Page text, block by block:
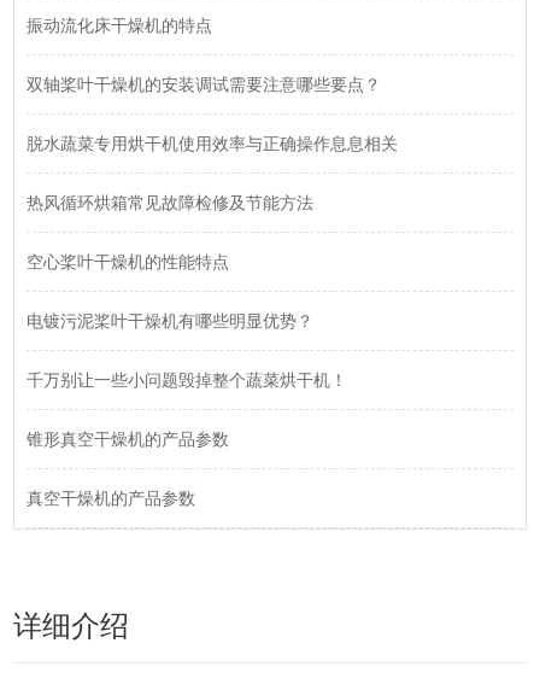
振动流化床干燥机的特点
双轴桨叶干燥机的安装调试需要注意哪些要点？
脱水蔬菜专用烘干机使用效率与正确操作息息相关
热风循环烘箱常见故障检修及节能方法
空心桨叶干燥机的性能特点
电镀污泥桨叶干燥机有哪些明显优势？
千万别让一些小问题毁掉整个蔬菜烘干机！
锥形真空干燥机的产品参数
真空干燥机的产品参数
详细介绍